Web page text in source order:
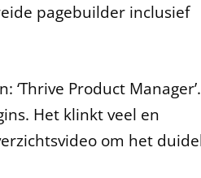
pagebuilder inclusief
Product Manager’.
Het klinkt veel en
om het